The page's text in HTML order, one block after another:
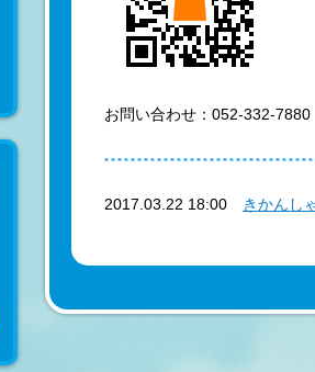
お問い合わせ：052-332-
2017.03.22 18:00 きかんし